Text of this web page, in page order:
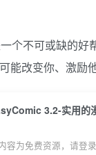
个不可或缺的
改变你、激励
3.2-实用的
容为免费资源，请登